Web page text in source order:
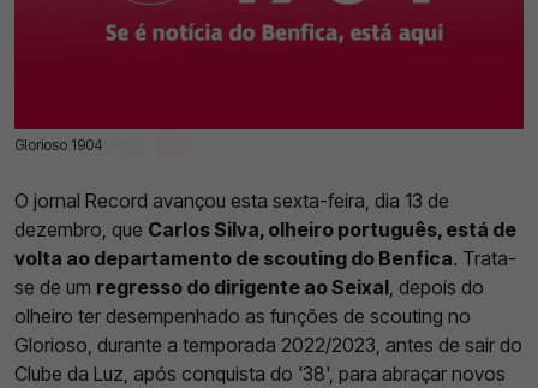
Glorioso 1904
13 Dez 2024 | 12:26 |
O jornal Record avançou esta sexta-feira, dia 13 de
dezembro, que Carlos Silva, olheiro português, está de
volta ao departamento de scouting do Benfica. Trata-
se de um regresso do dirigente ao Seixal, depois do
olheiro ter desempenhado as funções de scouting no
Glorioso, durante a temporada 2022/2023, antes de sair do
Clube da Luz, após conquista do '38', para abraçar novos